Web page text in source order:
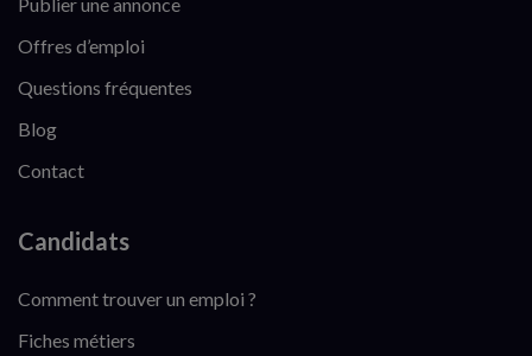
Offres d’emploi
Questions fréquentes
Blog
Contact
Candidats
Comment trouver un emploi ?
Fiches métiers